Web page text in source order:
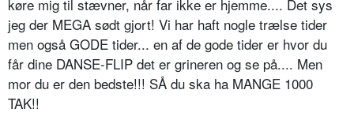
køre mig til stævner, når far ikke er hjemme.... Det sys
jeg der MEGA sødt gjort! Vi har haft nogle trælse tider
men også GODE tider... en af de gode tider er hvor du
får dine DANSE-FLIP det er grineren og se på.... Men
mor du er den bedste!!! SÅ du ska ha MANGE 1000
TAK!!